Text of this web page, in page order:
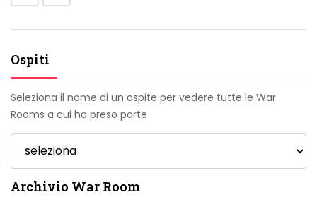
Ospiti
Seleziona il nome di un ospite per vedere tutte le War
Rooms a cui ha preso parte
Archivio War Room